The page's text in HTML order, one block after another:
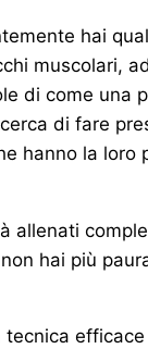
hai
muscolari,
di come una
di fare
hanno la loro
allenati
hai più
tecnica